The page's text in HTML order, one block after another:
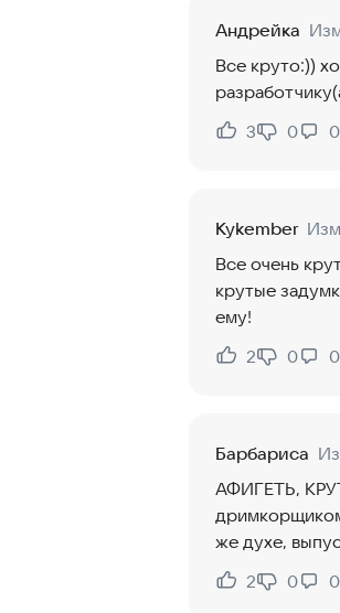
Андрейка
Все круто:))
Нравится:
3
Не
0 0
Kykember
Все очень
крутые
ему!
Нравится:
2
Не
0 0
Барбариса
АФИГЕТЬ,
же духе,
Нравится:
2
Не
0 0